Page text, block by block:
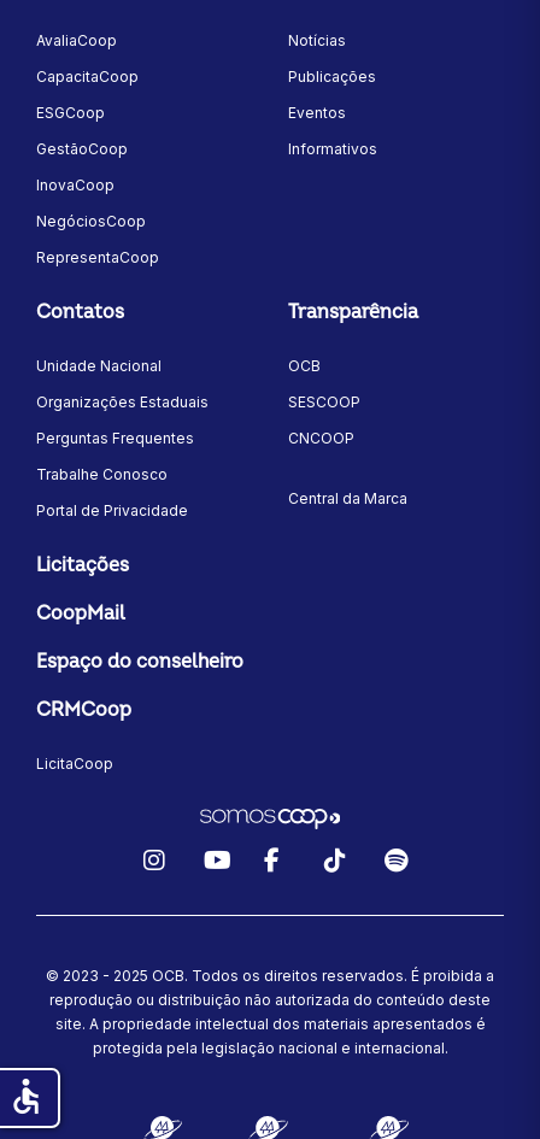
AvaliaCoop
CapacitaCoop
ESGCoop
GestãoCoop
InovaCoop
NegóciosCoop
RepresentaCoop
Notícias
Publicações
Eventos
Informativos
Contatos
Unidade Nacional
Organizações Estaduais
Perguntas Frequentes
Trabalhe Conosco
Portal de Privacidade
Transparência
OCB
SESCOOP
CNCOOP
Central da Marca
Licitações
CoopMail
Espaço do conselheiro
CRMCoop
LicitaCoop
© 2023 - 2025 OCB. Todos os direitos reservados. É proibida a
reprodução ou distribuição não autorizada do conteúdo deste
site. A propriedade intelectual dos materiais apresentados é
protegida pela legislação nacional e internacional.
accessible